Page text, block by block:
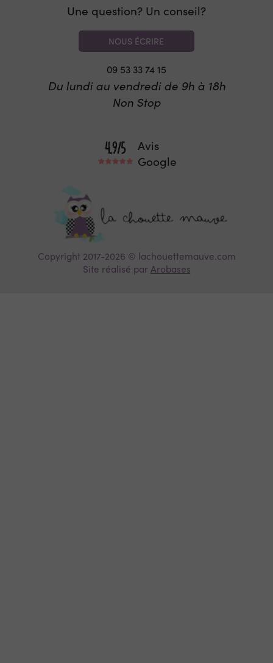
Une question? Un conseil?
NOUS ÉCRIRE
09 53 33 74 15
Du lundi au vendredi de 9h à 18h
Non Stop
Avis
Google
Copyright 2017-2026 © lachouettemauve.com
Site réalisé par Arobases